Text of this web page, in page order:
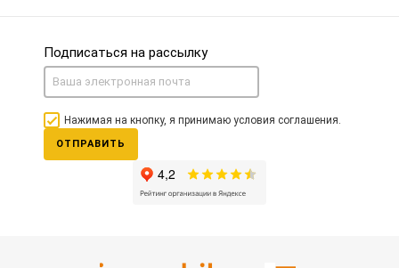
Подписаться на рассылку
Нажимая на кнопку, я принимаю условия соглашения.
ОТПРАВИТЬ